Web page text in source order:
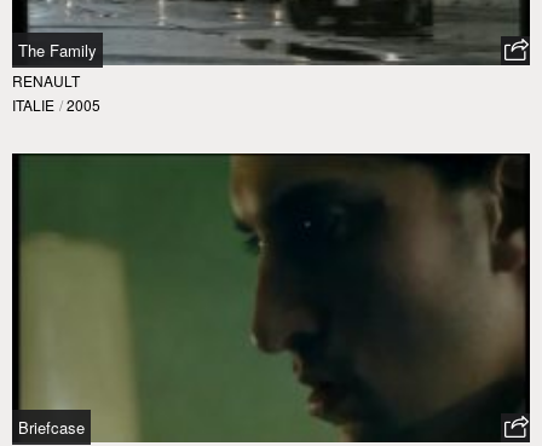
The Family
RENAULT
ITALIE / 2005
Briefcase